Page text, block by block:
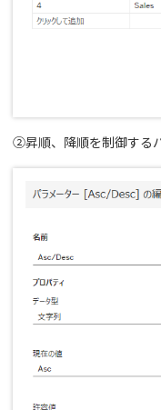
②昇順、降順を制御する